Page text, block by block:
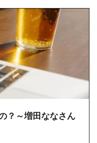
？～増田ななさん